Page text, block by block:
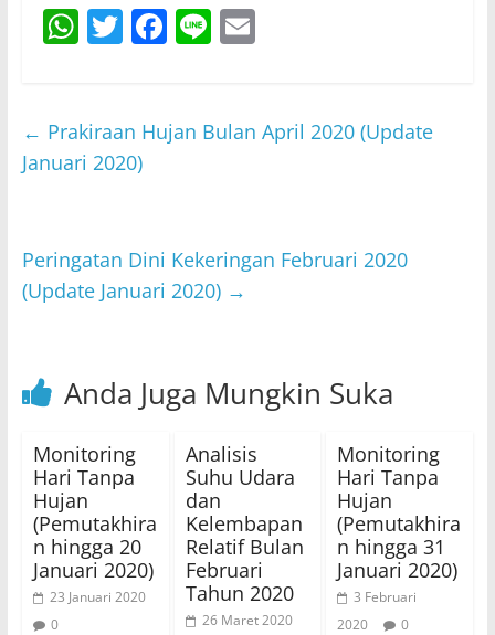
W
s
A
T
er
F
e
k
Li E
l
← Prakiraan Hujan Bulan April 2020 (Update
Januari 2020)
Peringatan Dini Kekeringan Februari 2020
(Update Januari 2020) →
Anda Juga Mungkin Suka
Monitoring
Hari Tanpa
Hujan
(Pemutakhira
n hingga 20
Januari 2020)
23 Januari 2020
0
Analisis
Suhu Udara
dan
Kelembapan
Relatif Bulan
Februari
Tahun 2020
26 Maret 2020
Monitoring
Hari Tanpa
Hujan
(Pemutakhira
n hingga 31
Januari 2020)
3 Februari
2020
0